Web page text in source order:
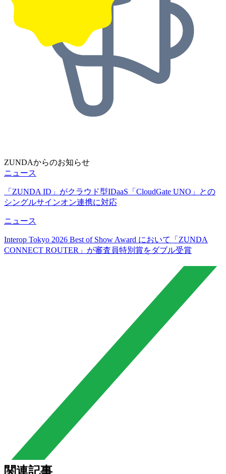
ZUNDAからのお知らせ
ニュース
「ZUNDA ID」がクラウド型IDaaS「CloudGate UNO」との
シングルサインオン連携に対応
ニュース
Interop Tokyo 2026 Best of Show Award において「ZUNDA
CONNECT ROUTER」が審査員特別賞をダブル受賞
関連記事